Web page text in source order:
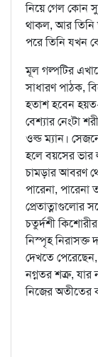
নিয়ে গেল কোন
থাকল, আর তিনি
পরে তিনি যখন
মূল গল্পটির
সাধারণ পাঠক,
হতাশ হবেন
বেশ্যার নেংটা
ওল্ড ম্যান।
হলে বয়সের ভার
চামড়ার আবরণ
পারেনা,
প্রেতাত্নাগুলোর
চতুর্দশী
নিস্পৃহ নিরাসক্ত
দেখতে
নগ্নতর শত্রু, যার
নিজের অতীতের